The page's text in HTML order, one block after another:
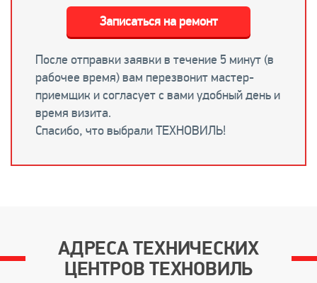
После отправки заявки в течение 5 минут (в
рабочее время) вам перезвонит мастер-
приемщик и согласует с вами удобный день и
время визита.
Спасибо, что выбрали ТЕХНОВИЛЬ!
Записаться на ремонт
АДРЕСА ТЕХНИЧЕСКИХ
ЦЕНТРОВ ТЕХНОВИЛЬ